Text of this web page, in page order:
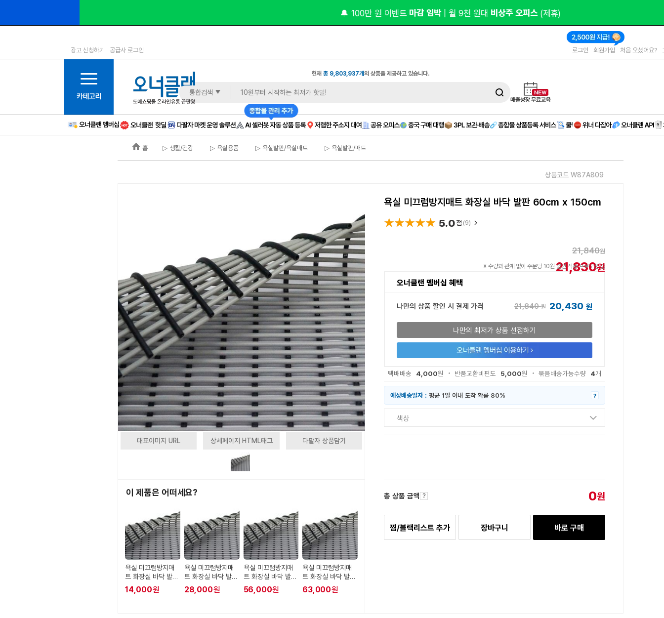
1등급
6등급
11등급
12등급
15등급
16등급
마감 임박 | 월 9천 원대 비상주 오피스 (제휴)
광고 신청하기 공급사 로그인 로그인 회원가입 처음 오셨어요?
현재총 9,803,937개의 상품을 제공하고 있습니다.
통합검색
홈 ▷ 생활/건강 ▷ 욕실용품 ▷ 욕실발판/욕실매트 ▷ 욕실발판/매트
상품코드 W87A809
대표이미지 URL 상세페이지 HTML태그 다팔자 상품담기
이 제품은 어떠세요?
욕실 미끄럼방지매
트 화장실 바닥 발판
60cm x 100cm
14,000원
욕실 미끄럼방지매
트 화장실 바닥 발판
60cm x 200cm
28,000원
욕실 미끄럼방지매
트 화장실 바닥 발판
60cm x 400cm
56,000원
욕실 미끄럼방지매
트 화장실 바닥 발판
60cm x 450cm
63,000원
욕실 미끄럼방지매트 화장실 바닥 발판 60cm x 150cm
★★★★★
★★★★★ 5.0점 (9)
21,840원
21,830원
※ 수량과 관계 없이 주문당 10원 할인 적용 프로모션 중
오너클랜 멤버십 혜택
나만의 상품 할인 시 결제 가격 21,840원 20,430 원
나만의 최저가 상품 선점하기
택배배송 4,000원 반품교환비편도 5,000원 묶음배송가능수량 4개
예상배송일자 : 평균 1일 이내 도착 확률 80% ?
색상
총 상품 금액 0원
찜/블랙리스트 추가 장바구니 바로 구매